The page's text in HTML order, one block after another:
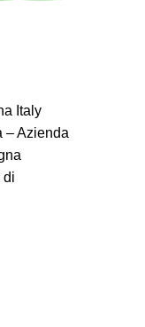
Italy
– Azienda
di